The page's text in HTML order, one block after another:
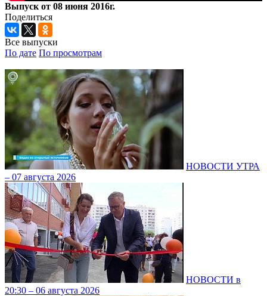
Выпуск от 08 июня 2016г.
Поделиться
Все выпуски
По дате По просмотрам
НОВОСТИ УТРА
– 07 августа 2026
НОВОСТИ в
20:30 – 06 августа 2026